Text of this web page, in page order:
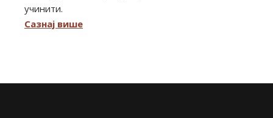
учинити.
Сазнај више